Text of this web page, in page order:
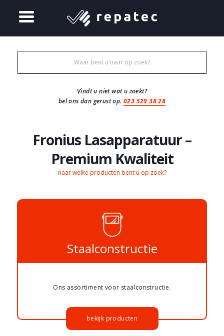
Vindt u niet wat u zoekt?
bel ons dan gerust op. 023 529 38 28
Fronius Lasapparatuur –
Premium Kwaliteit
naar welke producten bent u op zoek?
Staalconstructie
Ons assortiment voor staalconstructie.
bekijk producten